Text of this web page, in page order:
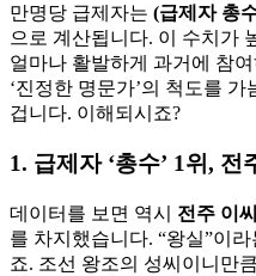
만명당 급제자는 (급제자 총
으로 계산됩니다. 이 수치가
얼마나 활발하게 과거에 참
‘진정한 명문가’의 척도를
겁니다. 이해되시죠?
1. 급제자 ‘총수’ 1위,
데이터를 보면 역시 전주 이씨
를 차지했습니다. “왕실”이
죠. 조선 왕조의 성씨이니만